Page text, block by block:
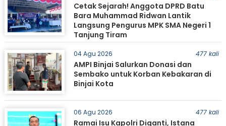
Cetak Sejarah! Anggota DPRD Batu
Bara Muhammad Ridwan Lantik
Langsung Pengurus MPK SMA Negeri 1
Tanjung Tiram
04 Agu 2026 477 kali
AMPI Binjai Salurkan Donasi dan
Sembako untuk Korban Kebakaran di
Binjai Kota
06 Agu 2026 477 kali
Ramai Isu Kapolri Diganti, Istana